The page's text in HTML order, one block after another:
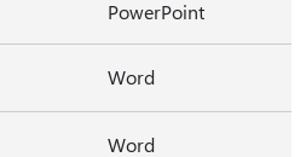
PowerPoint
Word
Word